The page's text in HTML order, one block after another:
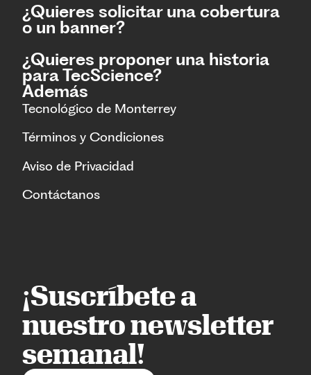
¿Quieres solicitar una cobertura
o un banner?
¿Quieres proponer una historia
para TecScience?
Además
Tecnológico de Monterrey
Términos y Condiciones
Aviso de Privacidad
Contáctanos
¡Suscríbete a
nuestro newsletter
semanal!